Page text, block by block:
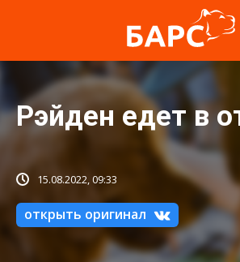
Рэйден едет в
15.08.2022, 09:33
открыть оригинал